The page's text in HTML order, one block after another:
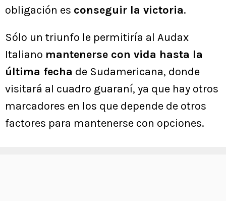
obligación es conseguir la victoria.
Sólo un triunfo le permitiría al Audax
Italiano mantenerse con vida hasta la
última fecha de Sudamericana, donde
visitará al cuadro guaraní, ya que hay otros
marcadores en los que depende de otros
factores para mantenerse con opciones.